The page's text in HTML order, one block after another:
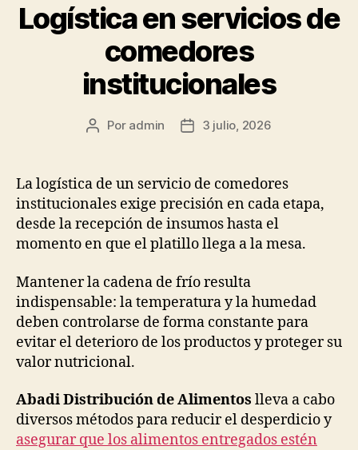
Logística en servicios de
comedores
institucionales
Autor
publicación
Por admin
Fecha
publicación
3 julio, 2026
La logística de un servicio de comedores
institucionales exige precisión en cada etapa,
desde la recepción de insumos hasta el
momento en que el platillo llega a la mesa.
Mantener la cadena de frío resulta
indispensable: la temperatura y la humedad
deben controlarse de forma constante para
evitar el deterioro de los productos y proteger su
valor nutricional.
Abadi Distribución de Alimentos lleva a cabo
diversos métodos para reducir el desperdicio y
asegurar que los alimentos entregados estén